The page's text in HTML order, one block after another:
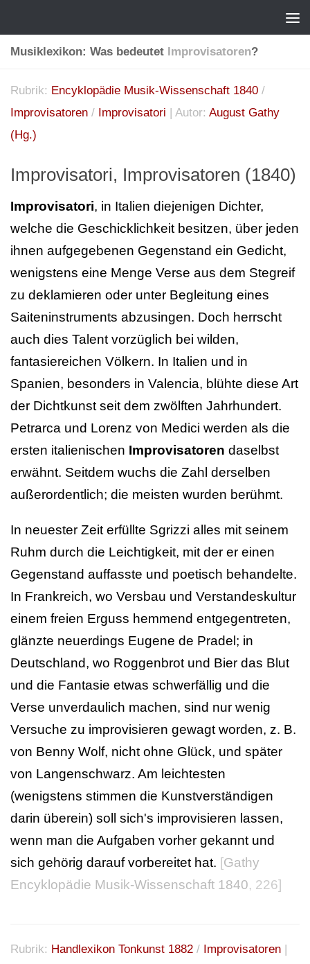
Musiklexikon: Was bedeutet Improvisatoren?
Rubrik: Encyklopädie Musik-Wissenschaft 1840 /
Improvisatoren / Improvisatori | Autor: August Gathy
(Hg.)
Improvisatori, Improvisatoren (1840)
Improvisatori, in Italien diejenigen Dichter,
welche die Geschicklichkeit besitzen, über jeden
ihnen aufgegebenen Gegenstand ein Gedicht,
wenigstens eine Menge Verse aus dem Stegreif
zu deklamieren oder unter Begleitung eines
Saiteninstruments abzusingen. Doch herrscht
auch dies Talent vorzüglich bei wilden,
fantasiereichen Völkern. In Italien und in
Spanien, besonders in Valencia, blühte diese Art
der Dichtkunst seit dem zwölften Jahrhundert.
Petrarca und Lorenz von Medici werden als die
ersten italienischen Improvisatoren daselbst
erwähnt. Seitdem wuchs die Zahl derselben
außerordentlich; die meisten wurden berühmt.
In neuester Zeit erfüllte Sgrizzi alles mit seinem
Ruhm durch die Leichtigkeit, mit der er einen
Gegenstand auffasste und poetisch behandelte.
In Frankreich, wo Versbau und Verstandeskultur
einem freien Erguss hemmend entgegentreten,
glänzte neuerdings Eugene de Pradel; in
Deutschland, wo Roggenbrot und Bier das Blut
und die Fantasie etwas schwerfällig und die
Verse unverdaulich machen, sind nur wenig
Versuche zu improvisieren gewagt worden, z. B.
von Benny Wolf, nicht ohne Glück, und später
von Langenschwarz. Am leichtesten
(wenigstens stimmen die Kunstverständigen
darin überein) soll sich's improvisieren lassen,
wenn man die Aufgaben vorher gekannt und
sich gehörig darauf vorbereitet hat. [Gathy
Encyklopädie Musik-Wissenschaft 1840, 226]
Rubrik: Handlexikon Tonkunst 1882 / Improvisatoren |